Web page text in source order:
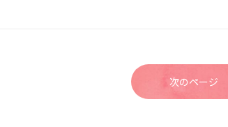
次のページ